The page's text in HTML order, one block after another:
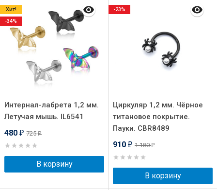
Интернал-лабрета 1,2 мм.
Летучая мышь. IL6541
480 ₽ 725₽
В корзину
Хит!
-34%
Циркуляр 1,2 мм. Чёрное
титановое покрытие.
Пауки. CBR8489
910 ₽ 1 180₽
В корзину
-23%